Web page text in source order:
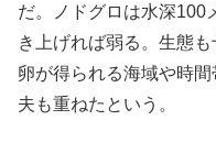
だ。ノドグロは水深100
き上げれば弱る。生態
卵が得られる海域や時
夫も重ねたという。